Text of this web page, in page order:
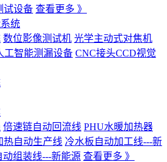
试设备 查看更多 》
统
数位影像测试机 光学主动式对焦机
工智能测漏设备 CNC接头CCD视觉
倍速链自动回流线 PHU水暖加热器
热自动生产线 冷水板自动加工线---新
组装线---新能源 查看更多 》